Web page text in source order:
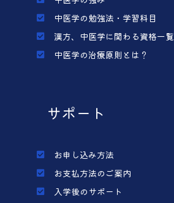
中医学の勉強法・学習科目
漢方、中医学に関わる資格一覧
中医学の治療原則とは？
サポート
お申し込み方法
お支払方法のご案内
入学後のサポート